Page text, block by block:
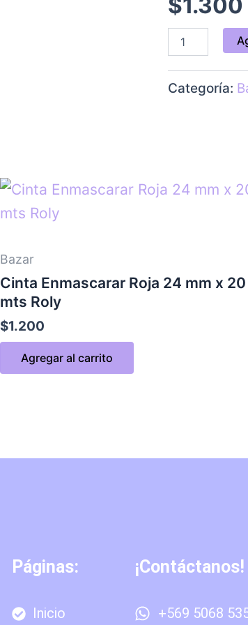
$1.300
Categoría:
Bazar
Cinta Enmascarar Roja 24 mm x 20
mts Roly
$1.200
Agregar al carrito
Páginas:
Inicio
¡Contáctanos!
+569 5068